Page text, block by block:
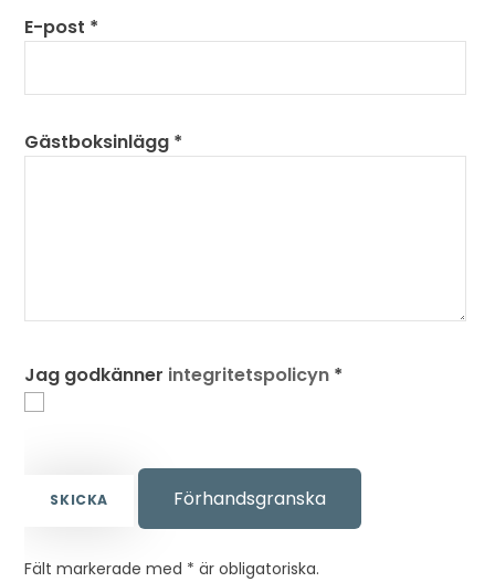
E-post *
Gästboksinlägg *
Jag godkänner integritetspolicyn *
Fält markerade med * är obligatoriska.